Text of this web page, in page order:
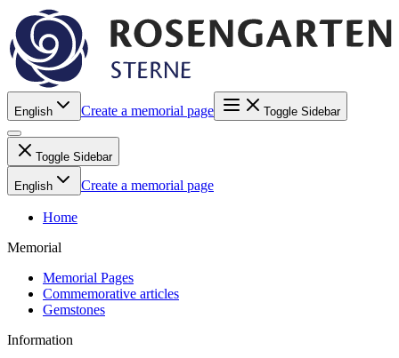
English Create a memorial page Toggle Sidebar
Toggle Sidebar
English Create a memorial page
Home
Memorial
Memorial Pages
Commemorative articles
Gemstones
Information